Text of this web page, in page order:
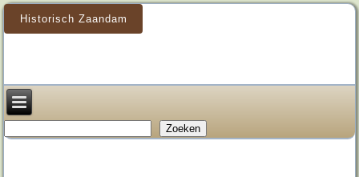
Historisch Zaandam
Zoeken